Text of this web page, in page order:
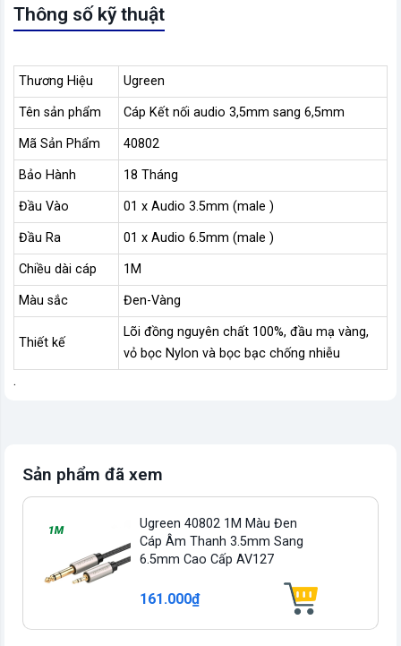
Thông số kỹ thuật
Thương Hiệu Ugreen
Tên sản phẩm Cáp Kết nối audio 3,5mm sang 6,5mm
Mã Sản Phẩm 40802
Bảo Hành 18 Tháng
Đầu Vào 01 x Audio 3.5mm (male )
Đầu Ra 01 x Audio 6.5mm (male )
Chiều dài cáp 1M
Màu sắc Đen-Vàng
Thiết kế
Lõi đồng nguyên chất 100%, đầu mạ vàng,
vỏ bọc Nylon và bọc bạc chống nhiễu
.
Sản phẩm đã xem
Ugreen 40802 1M Màu Đen
Cáp Âm Thanh 3.5mm Sang
6.5mm Cao Cấp AV127
161.000₫